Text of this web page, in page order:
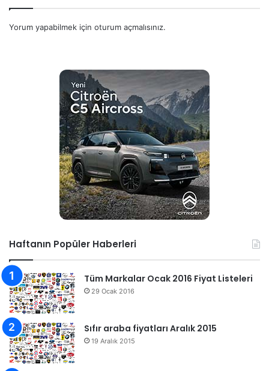
Yorum yapabilmek için oturum açmalısınız.
Haftanın Popüler Haberleri
Tüm Markalar Ocak 2016 Fiyat Listeleri
29 Ocak 2016
Sıfır araba fiyatları Aralık 2015
19 Aralık 2015